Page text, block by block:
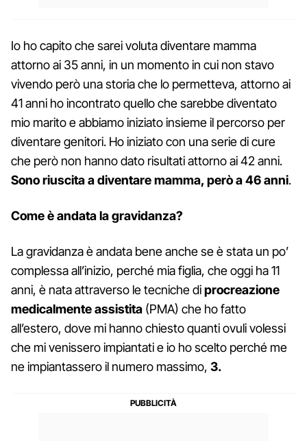
Io ho capito che sarei voluta diventare mamma
attorno ai 35 anni, in un momento in cui non stavo
vivendo però una storia che lo permetteva, attorno ai
41 anni ho incontrato quello che sarebbe diventato
mio marito e abbiamo iniziato insieme il percorso per
diventare genitori. Ho iniziato con una serie di cure
che però non hanno dato risultati attorno ai 42 anni.
Sono riuscita a diventare mamma, però a 46 anni.
Come è andata la gravidanza?
La gravidanza è andata bene anche se è stata un po’
complessa all’inizio, perché mia figlia, che oggi ha 11
anni, è nata attraverso le tecniche diprocreazione
medicalmente assistita (PMA) che ho fatto
all’estero, dove mi hanno chiesto quanti ovuli volessi
che mi venissero impiantati e io ho scelto perché me
ne impiantassero il numero massimo, 3.